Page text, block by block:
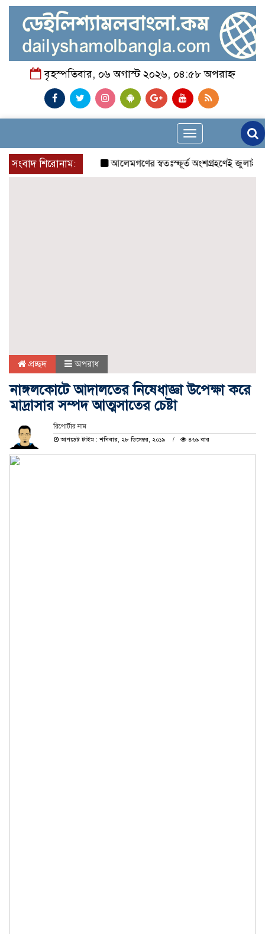
বৃহস্পতিবার, ০৬ অগাস্ট ২০২৬, ০৪:৫৮ অপরাহ্ন
Toggle
navigation
সংবাদ শিরোনাম:
আলেমগণের স্বতঃস্ফূর্ত অংশগ্রহণেই জুলাই
প্রচ্ছদ অপরাধ
নাঙ্গলকোটে আদালতের নিষেধাজ্ঞা উপেক্ষা করে
মাদ্রাসার সম্পদ আত্মসাতের চেষ্টা
রিপোর্টার নাম
আপডেট টাইম : শনিবার, ২৮ ডিসেম্বর, ২০১৯
৪৬৯ বার